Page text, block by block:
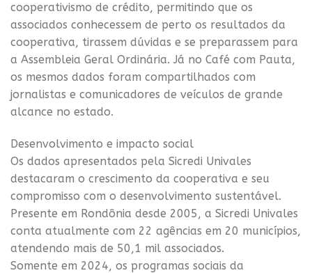
cooperativismo de crédito, permitindo que os
associados conhecessem de perto os resultados da
cooperativa, tirassem dúvidas e se preparassem para
a Assembleia Geral Ordinária. Já no Café com Pauta,
os mesmos dados foram compartilhados com
jornalistas e comunicadores de veículos de grande
alcance no estado.
Desenvolvimento e impacto social
Os dados apresentados pela Sicredi Univales
destacaram o crescimento da cooperativa e seu
compromisso com o desenvolvimento sustentável.
Presente em Rondônia desde 2005, a Sicredi Univales
conta atualmente com 22 agências em 20 municípios,
atendendo mais de 50,1 mil associados.
Somente em 2024, os programas sociais da